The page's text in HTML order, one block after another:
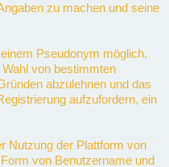
zu machen und seine
Pseudonym möglich.
von bestimmten
abzulehnen und das
aufzufordern, ein
Nutzung der Plattform von
von Benutzername und